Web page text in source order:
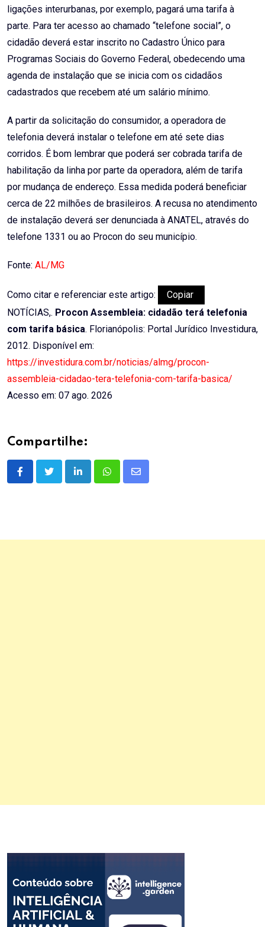
ligações interurbanas, por exemplo, pagará uma tarifa à
parte. Para ter acesso ao chamado “telefone social”, o
cidadão deverá estar inscrito no Cadastro Único para
Programas Sociais do Governo Federal, obedecendo uma
agenda de instalação que se inicia com os cidadãos
cadastrados que recebem até um salário mínimo.
A partir da solicitação do consumidor, a operadora de
telefonia deverá instalar o telefone em até sete dias
corridos. É bom lembrar que poderá ser cobrada tarifa de
habilitação da linha por parte da operadora, além de tarifa
por mudança de endereço. Essa medida poderá beneficiar
cerca de 22 milhões de brasileiros. A recusa no atendimento
de instalação deverá ser denunciada à ANATEL, através do
telefone 1331 ou ao Procon do seu município.
Fonte: AL/MG
Como citar e referenciar este artigo:
Copiar
NOTÍCIAS,. Procon Assembleia: cidadão terá telefonia
com tarifa básica. Florianópolis: Portal Jurídico Investidura,
2012. Disponível em:
https://investidura.com.br/noticias/almg/procon-
assembleia-cidadao-tera-telefonia-com-tarifa-basica/
Acesso em: 07 ago. 2026
Compartilhe:
LinkedInWhatsappShare